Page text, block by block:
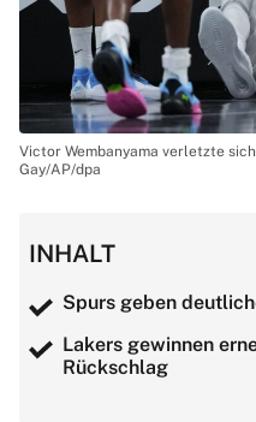
Victor Wembanyama verletzte
Gay/AP/dpa
INHALT
Spurs geben
Lakers gewinnen
Rückschlag